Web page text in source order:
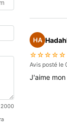
HA
☆☆☆☆☆
Avis posté le
J'aime